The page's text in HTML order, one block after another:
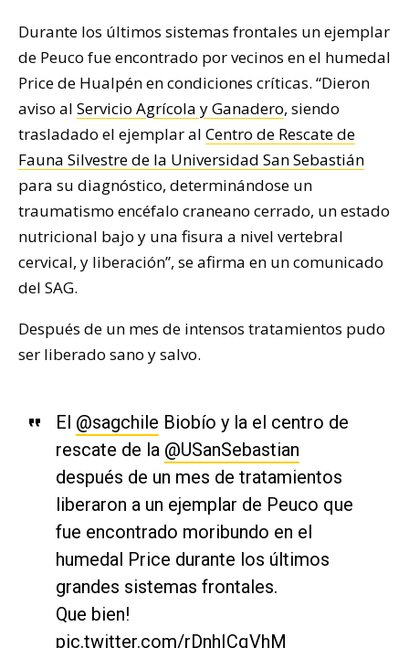
Durante los últimos sistemas frontales un ejemplar
de Peuco fue encontrado por vecinos en el humedal
Price de Hualpén en condiciones críticas. “Dieron
aviso al Servicio Agrícola y Ganadero, siendo
trasladado el ejemplar al Centro de Rescate de
Fauna Silvestre de la Universidad San Sebastián
para su diagnóstico, determinándose un
traumatismo encéfalo craneano cerrado, un estado
nutricional bajo y una fisura a nivel vertebral
cervical, y liberación”, se afirma en un comunicado
del SAG.
Después de un mes de intensos tratamientos pudo
ser liberado sano y salvo.
El @sagchile Biobío y la el centro de
rescate de la @USanSebastian
después de un mes de tratamientos
liberaron a un ejemplar de Peuco que
fue encontrado moribundo en el
humedal Price durante los últimos
grandes sistemas frontales.
Que bien!
pic.twitter.com/rDnhICqVhM